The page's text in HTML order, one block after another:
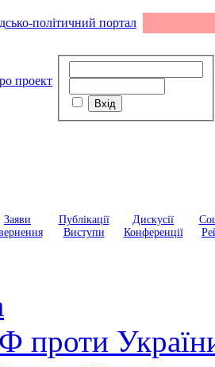
проект
Заяви
Публікації
Виступи
Дискусії
Конференції
проти